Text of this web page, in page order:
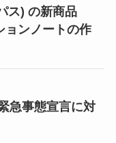
ス) の新商品
ョンノートの作
急事態宣言に対